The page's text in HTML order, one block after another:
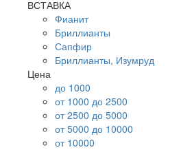
ВСТАВКА
Фианит
Бриллианты
Сапфир
Бриллианты, Изумруд
Цена
до 1000
от 1000 до 2500
от 2500 до 5000
от 5000 до 10000
от 10000